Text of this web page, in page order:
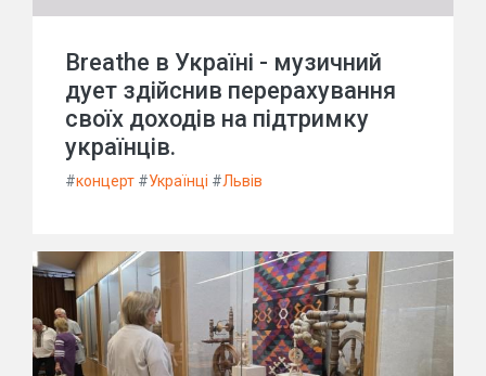
Breathe в Україні - музичний
дует здійснив перерахування
своїх доходів на підтримку
українців.
#концерт #Українці #Львів